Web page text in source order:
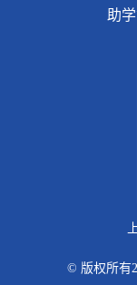
助学
© 版权所有